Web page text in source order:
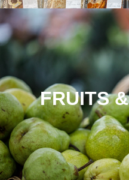
FRUITS